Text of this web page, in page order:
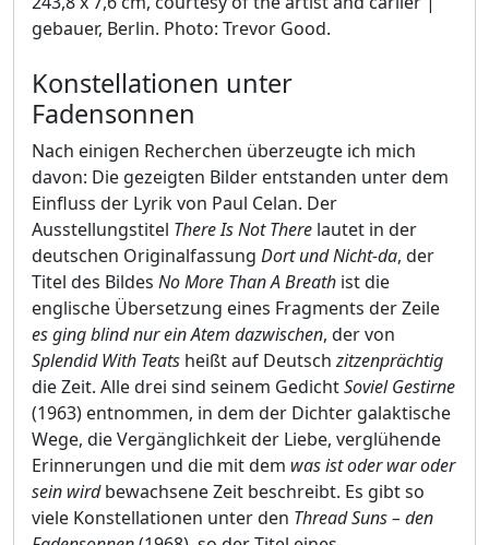
gebauer, Berlin. Photo: Trevor Good.
Konstellationen unter
Fadensonnen
Nach einigen Recherchen überzeugte ich mich
davon: Die gezeigten Bilder entstanden unter dem
Einfluss der Lyrik von Paul Celan. Der
Ausstellungstitel There Is Not There lautet in der
deutschen Originalfassung Dort und Nicht-da, der
Titel des Bildes No More Than A Breath ist die
englische Übersetzung eines Fragments der Zeile
es ging blind nur ein Atem dazwischen, der von
Splendid With Teats heißt auf Deutschzitzenprächtig
die Zeit. Alle drei sind seinem GedichtSoviel Gestirne
(1963) entnommen, in dem der Dichter galaktische
Wege, die Vergänglichkeit der Liebe, verglühende
Erinnerungen und die mit dem was ist oder war oder
sein wirdbewachsene Zeit beschreibt. Es gibt so
viele Konstellationen unter den Thread Suns – den